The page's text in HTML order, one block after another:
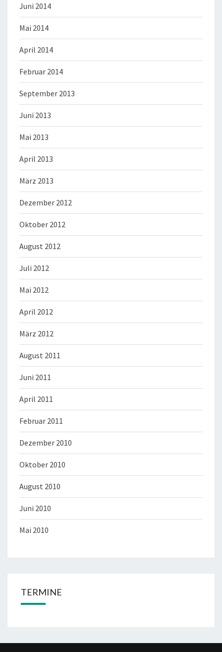
Juni 2014
Mai 2014
April 2014
Februar 2014
September 2013
Juni 2013
Mai 2013
April 2013
März 2013
Dezember 2012
Oktober 2012
August 2012
Juli 2012
Mai 2012
April 2012
März 2012
August 2011
Juni 2011
April 2011
Februar 2011
Dezember 2010
Oktober 2010
August 2010
Juni 2010
Mai 2010
TERMINE